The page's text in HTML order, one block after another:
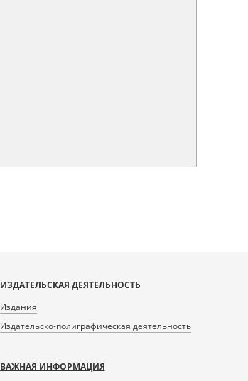
ИЗДАТЕЛЬСКАЯ ДЕЯТЕЛЬНОСТЬ
Издания
Издательско-полиграфическая деятельность
ВАЖНАЯ ИНФОРМАЦИЯ